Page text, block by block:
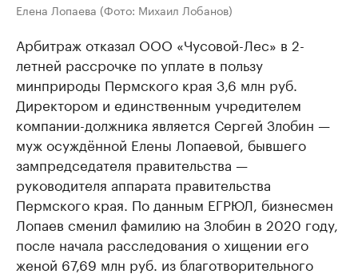
Елена Лопаева (Фото: Михаил Лобанов)
Арбитраж отказал ООО «Чусовой-Лес» в 2-
летней рассрочке по уплате в пользу
минприроды Пермского края 3,6 млн руб.
Директором и единственным учредителем
компании-должника является Сергей Злобин —
муж осуждённой Елены Лопаевой, бывшего
зампредседателя правительства —
руководителя аппарата правительства
Пермского края. По данным ЕГРЮЛ, бизнесмен
Лопаев сменил фамилию на Злобин в 2020 году,
после начала расследования о хищении его
женой 67,69 млн руб. из благотворительного